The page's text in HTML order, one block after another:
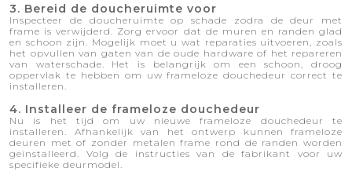
3. Bereid de doucheruimte voor
Inspecteer de doucheruimte op schade zodra de deur met
frame is verwijderd. Zorg ervoor dat de muren en randen glad
en schoon zijn. Mogelijk moet u wat reparaties uitvoeren, zoals
het opvullen van gaten van de oude hardware of het repareren
van waterschade. Het is belangrijk om een ​​schoon, droog
oppervlak te hebben om uw frameloze douchedeur correct te
installeren.
4. Installeer de frameloze douchedeur
Nu is het tijd om uw nieuwe frameloze douchedeur te
installeren. Afhankelijk van het ontwerp kunnen frameloze
deuren met of zonder metalen frame rond de randen worden
geïnstalleerd. Volg de instructies van de fabrikant voor uw
specifieke deurmodel.